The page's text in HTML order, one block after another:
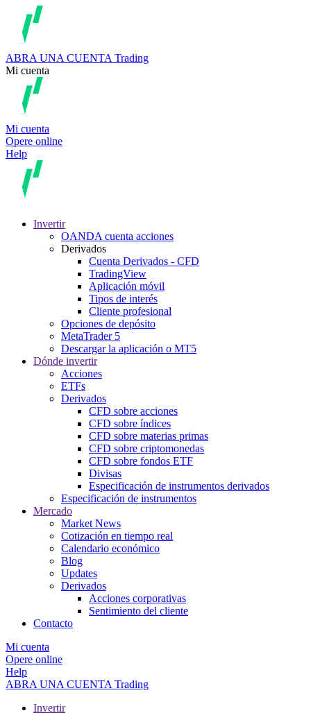
ABRA UNA CUENTA Trading
Mi cuenta
Mi cuenta
Opere online
Help
Invertir
OANDA cuenta acciones
Derivados
Cuenta Derivados - CFD
TradingView
Aplicación móvil
Tipos de interés
Cliente profesional
Opciones de depósito
MetaTrader 5
Descargar la aplicación o MT5
Dónde invertir
Acciones
ETFs
Derivados
CFD sobre acciones
CFD sobre índices
CFD sobre materias primas
CFD sobre criptomonedas
CFD sobre fondos ETF
Divisas
Especificación de instrumentos derivados
Especificación de instrumentos
Mercado
Market News
Cotización en tiempo real
Calendario económico
Blog
Updates
Derivados
Acciones corporativas
Sentimiento del cliente
Contacto
Mi cuenta
Opere online
Help
ABRA UNA CUENTA Trading
Invertir